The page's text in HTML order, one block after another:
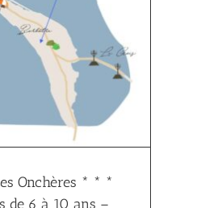
Onchères * * *
de 6 à 10 ans –